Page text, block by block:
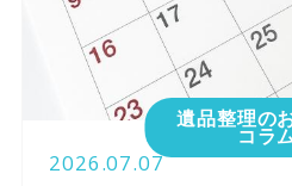
遺品整理の
コラ
2026.07.07